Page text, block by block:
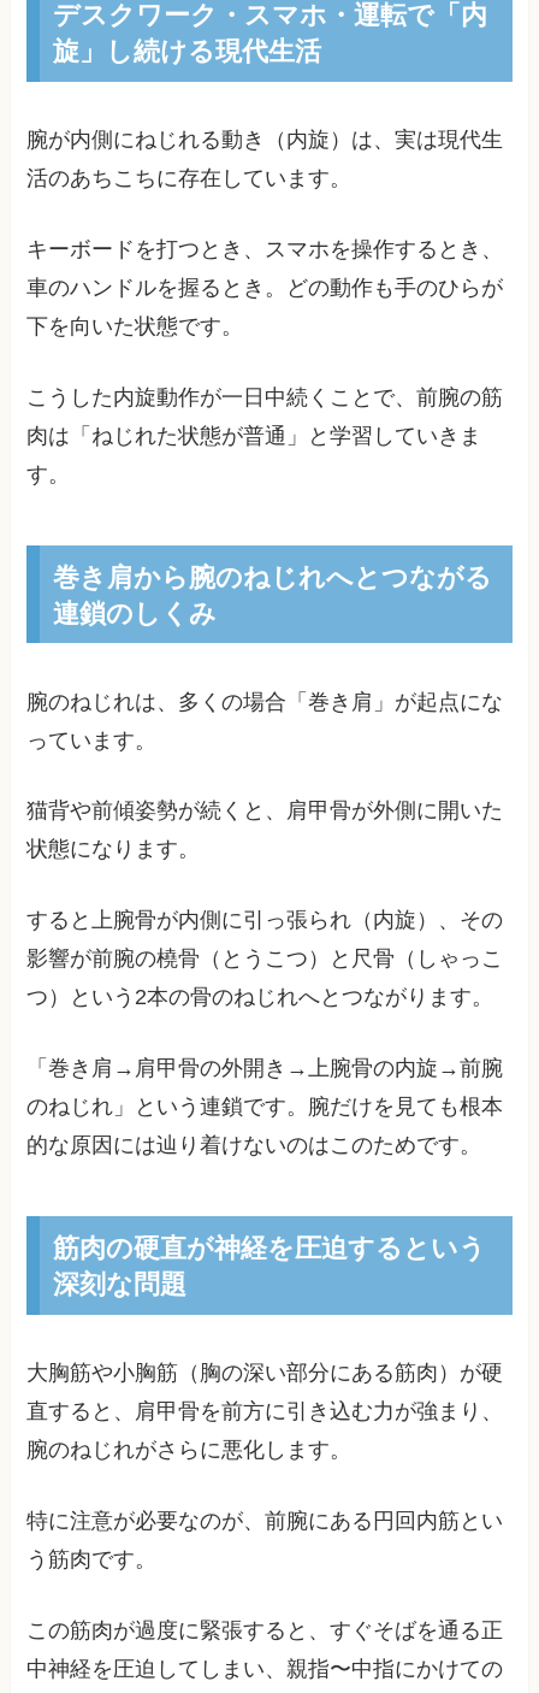
デスクワーク・スマホ・運転で「内
旋」し続ける現代生活
腕が内側にねじれる動き（内旋）は、実は現代生
活のあちこちに存在しています。
キーボードを打つとき、スマホを操作するとき、
車のハンドルを握るとき。どの動作も手のひらが
下を向いた状態です。
こうした内旋動作が一日中続くことで、前腕の筋
肉は「ねじれた状態が普通」と学習していきま
す。
巻き肩から腕のねじれへとつながる
連鎖のしくみ
腕のねじれは、多くの場合「巻き肩」が起点にな
っています。
猫背や前傾姿勢が続くと、肩甲骨が外側に開いた
状態になります。
すると上腕骨が内側に引っ張られ（内旋）、その
影響が前腕の橈骨（とうこつ）と尺骨（しゃっこ
つ）という2本の骨のねじれへとつながります。
「巻き肩→肩甲骨の外開き→上腕骨の内旋→前腕
のねじれ」という連鎖です。腕だけを見ても根本
的な原因には辿り着けないのはこのためです。
筋肉の硬直が神経を圧迫するという
深刻な問題
大胸筋や小胸筋（胸の深い部分にある筋肉）が硬
直すると、肩甲骨を前方に引き込む力が強まり、
腕のねじれがさらに悪化します。
特に注意が必要なのが、前腕にある円回内筋とい
う筋肉です。
この筋肉が過度に緊張すると、すぐそばを通る正
中神経を圧迫してしまい、親指〜中指にかけての